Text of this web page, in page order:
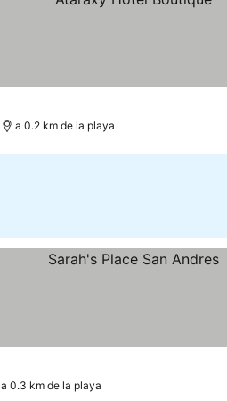
a 0.2 km de la playa
a 0.3 km de la playa